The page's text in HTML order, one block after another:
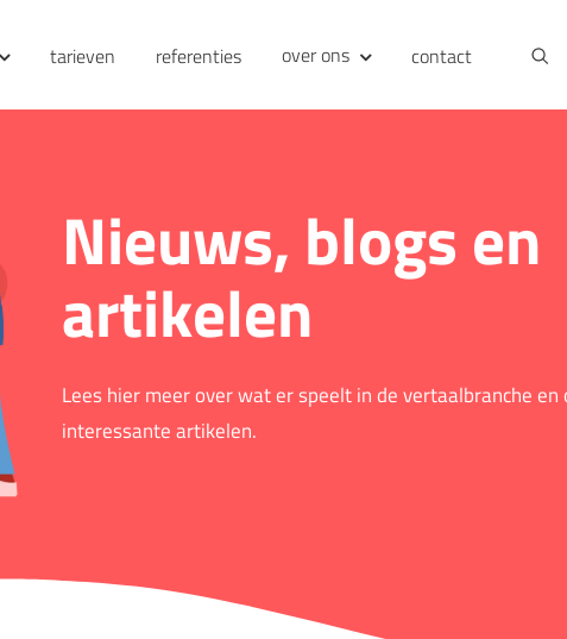
tarieven referenties over ons contact
Nieuws, blogs en
artikelen
Lees hier meer over wat er speelt in de vertaalbranche en
interessante artikelen.